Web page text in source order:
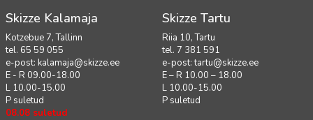
Skizze Kalamaja
Kotzebue 7, Tallinn
tel. 65 59 055
e-post: kalamaja@skizze.ee
E - R 09.00-18.00
L 10.00-15.00
P suletud
08.08 suletud
Skizze Tartu
Riia 10, Tartu
tel. 7 381 591
e-post:tartu@skizze.ee
E – R 10.00 – 18.00
L 10.00-15.00
P suletud